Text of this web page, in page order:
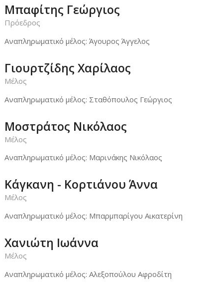
Μπαφίτης Γεώργιος
Πρόεδρος
Αναπληρωματικό μέλος: Άγουρος Άγγελος
Γιουρτζίδης Χαρίλαος
Μέλος
Αναπληρωματικό μέλος: Σταθόπουλος Γεώργιος
Μοστράτος Νικόλαος
Μέλος
Αναπληρωματικό μέλος: Μαρινάκης Νικόλαος
Κάγκανη - Κορτιάνου Άννα
Μέλος
Αναπληρωματικό μέλος: Μπαρμπαρίγου Αικατερίνη
Χανιώτη Ιωάννα
Μέλος
Αναπληρωματικό μέλος: Αλεξοπούλου Αφροδίτη